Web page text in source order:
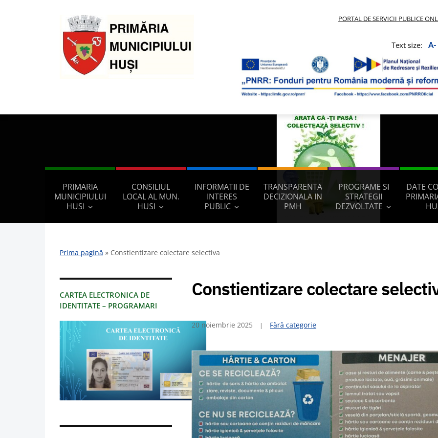
PORTAL DE SERVICII PUBLICE
Text size: A-
PRIMARIA
MUNICIPIULUI
HUSI
CONSILIUL
LOCAL AL MUN.
HUSI
INFORMATII DE
INTERES
PUBLIC
TRANSPARENTA
DECIZIONALA IN
PMH
PROGRAME SI
STRATEGII
DEZVOLTATE
DATE
Prima pagină » Constientizare colectare selectiva
CARTEA ELECTRONICA DE
IDENTITATE – PROGRAMARI
Constientizare colectare
20 noiembrie 2025 Fără categorie